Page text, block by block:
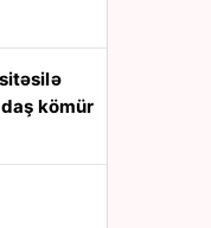
kömür